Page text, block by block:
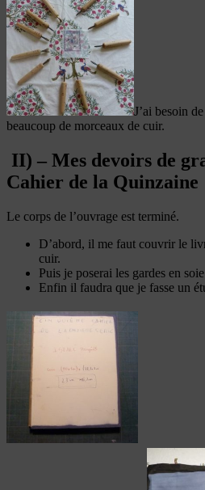
J’ai besoin
beaucoup de morceaux de cuir.
II) – Mes devoirs de
Cahier de la Quinzaine
Le corps de l’ouvrage est terminé.
D’abord, il me faut couvrir le
cuir.
Puis je poserai les gardes en
Enfin il faudra que je fasse un